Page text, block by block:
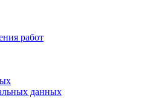
работ
данных